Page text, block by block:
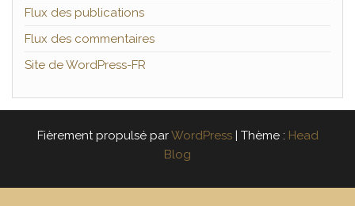
Flux des publications
Flux des commentaires
Site de WordPress-FR
Fièrement propulsé parWordPress | Thème : Head
Blog